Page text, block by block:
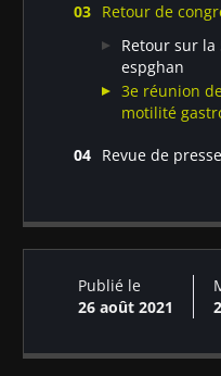
virulence du
épidémique
Profils du
d’enfants non
du déficit de
Retour de
Retour sur
espghan
3e réunion
motilité
Revue de presse
de quoi être
Microbiote et
Publié le
26 août 2021